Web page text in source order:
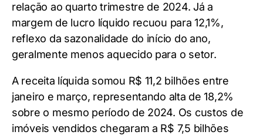
relação ao quarto trimestre de 2024. Já a
margem de lucro líquido recuou para 12,1%,
reflexo da sazonalidade do início do ano,
geralmente menos aquecido para o setor.
A receita líquida somou R$ 11,2 bilhões entre
janeiro e março, representando alta de 18,2%
sobre o mesmo período de 2024. Os custos de
imóveis vendidos chegaram a R$ 7,5 bilhões